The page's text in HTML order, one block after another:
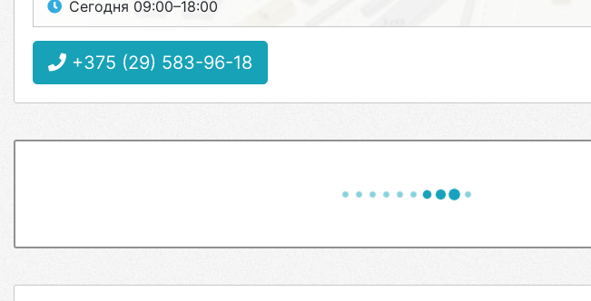
Сегодня 09:00–18:00
+375 (29) 583-96-18